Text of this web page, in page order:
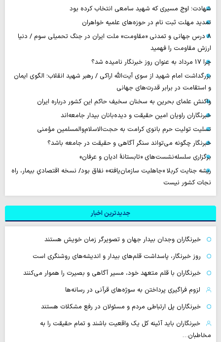
شهادت؛ اوج مسیری که شهید سامعی انتخاب کرده بود
تمدید مهلت ثبت نام در حوزه‌های علمیه خواهران
۸ درس جهانی و تمدنی «مقاومت» ملت ایران در جنگ تحمیلی سوم / دنیا
ارزش مقاومت را فهمید
چرا 17 مرداد به عنوان روز خبرنگار نامیده شد؟
بزرگداشت امام شهید از سوی آیت‌الله اراکی / رهبر شهید انقلاب؛ الگوی ایمان
و استقامت در برابر قدرت‌های جهانی
واکنش علمای بحرین به سخنان سخیف حاکم این کشور درباره ایران
خبرنگاران راویان امین حقیقت و دیده‌بانان بیدار جامعه‌اند
تسلیت تولیت حرم بانوی کرامت به حجت‌الاسلام‌والمسلمین مؤمنی
خبرنگار چگونه می‌تواند سنگر آگاهی و حقیقت در جامعه باشد؟
برگزاری سلسله‌نشست‌های «تابستانهٔ ادیان و عرفان»
ریشه جنایت کربلا «جاهلیت سازمان‌یافته» نفاق بود/ نسخه اقتصادیِ بیمار، راه
نجات کشور نیست
جدیدترین اخبار
خبرنگاران وجدان بیدار جهان و تصویرگر زمان خویش هستند
روز خبرنگار، پاسداشت قلم‌های بیدار و اندیشه‌های روشنگری است
خبرنگاران با قلم متعهد خود، مسیر آگاهی و بصیرت را هموار می‌کنند
لزوم فراگیری پرداختن به سوژه‌های قرآنی در رسانه‌ها
خبرنگاران پل ارتباطی مردم و مسئولان در رفع مشکلات هستند
خبرنگاران باید آئینه کل یک واقعیت باشند و تمام حقیقت را به
مخاطبان…